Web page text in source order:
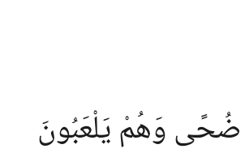
ضُحًى وَهُمْ يَلْعَبُونَ